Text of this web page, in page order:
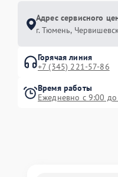
Адрес сервисного
г. Тюмень,
Горячая линия
+7 (345) 221-57-86
Время работы
Ежедневно с 9:00